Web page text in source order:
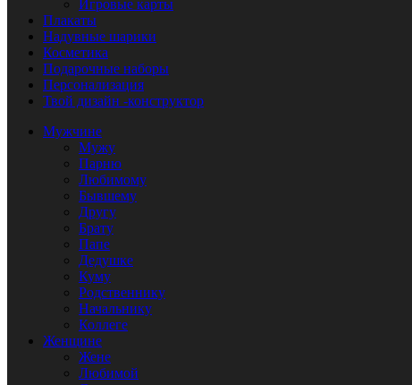
Игровые карты
Плакаты
Надувные шарики
Косметика
Подарочные наборы
Персонализация
Твой дизайн -конструктор
Мужчине
Мужу
Парню
Любимому
Бывшему
Другу
Брату
Папе
Дедушке
Куму
Родственнику
Начальнику
Коллеге
Женщине
Жене
Любимой